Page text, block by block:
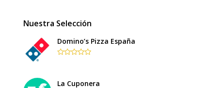
Nuestra Selección
Domino’s Pizza España
ofLa Cuponera